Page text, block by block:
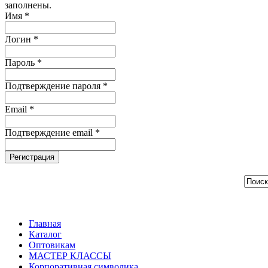
заполнены.
Имя *
Логин *
Пароль *
Подтверждение пароля *
Email *
Подтверждение email *
Регистрация
Главная
Каталог
Оптовикам
МАСТЕР КЛАССЫ